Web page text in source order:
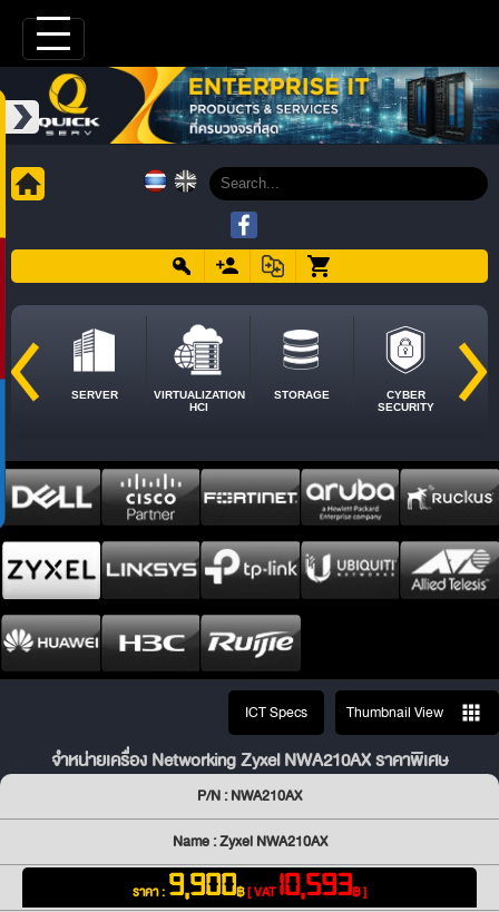
SERVER
VIRTUALIZATION
HCI
STORAGE
CYBER
SECURITY
ICT Specs Thumbnail View
จำหน่ายเครื่อง Networking Zyxel NWA210AX ราคาพิเศษ
P/N : NWA210AX
Name : Zyxel NWA210AX
ราคา : 9,900฿[ VAT10,593฿ ]